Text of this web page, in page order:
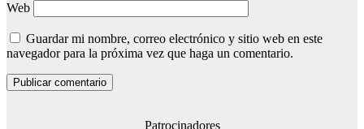
Web
Guardar mi nombre, correo electrónico y sitio web en este
navegador para la próxima vez que haga un comentario.
Patrocinadores